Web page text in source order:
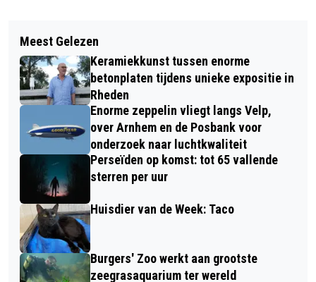
EERSTE KWARTAAL VAN HET JAAR 6
PROCENT MEER OMZET VOOR SUPERS
COOP
RHEDEN HEEFT NIEUWE MILJONAIR
NA KONINGSDAGTREKKING
Meest Gelezen
Keramiekkunst tussen enorme
betonplaten tijdens unieke expositie in
Rheden
Enorme zeppelin vliegt langs Velp,
over Arnhem en de Posbank voor
onderzoek naar luchtkwaliteit
Perseïden op komst: tot 65 vallende
sterren per uur
Huisdier van de Week: Taco
Burgers' Zoo werkt aan grootste
zeegrasaquarium ter wereld